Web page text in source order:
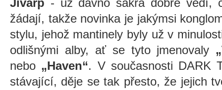
Jivarp - už dávno sakra dobře vědí,
žádají, takže novinka je jakýmsi
stylu, jehož mantinely byly už v
odlišnými alby, ať se tyto jmenovaly
nebo „Haven“. V současnosti DARK
stávající, děje se tak přesto, že jejich